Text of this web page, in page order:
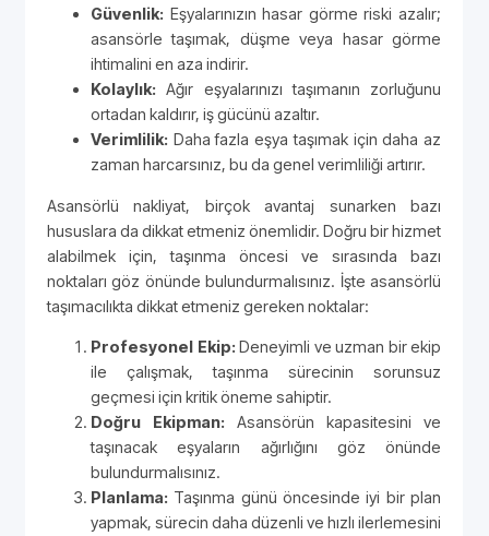
Güvenlik: Eşyalarınızın hasar görme riski azalır;
asansörle taşımak, düşme veya hasar görme
ihtimalini en aza indirir.
Kolaylık: Ağır eşyalarınızı taşımanın zorluğunu
ortadan kaldırır, iş gücünü azaltır.
Verimlilik: Daha fazla eşya taşımak için daha az
zaman harcarsınız, bu da genel verimliliği artırır.
Asansörlü nakliyat, birçok avantaj sunarken bazı
hususlara da dikkat etmeniz önemlidir. Doğru bir hizmet
alabilmek için, taşınma öncesi ve sırasında bazı
noktaları göz önünde bulundurmalısınız. İşte asansörlü
taşımacılıkta dikkat etmeniz gereken noktalar:
Profesyonel Ekip: Deneyimli ve uzman bir ekip
ile çalışmak, taşınma sürecinin sorunsuz
geçmesi için kritik öneme sahiptir.
Doğru Ekipman: Asansörün kapasitesini ve
taşınacak eşyaların ağırlığını göz önünde
bulundurmalısınız.
Planlama: Taşınma günü öncesinde iyi bir plan
yapmak, sürecin daha düzenli ve hızlı ilerlemesini